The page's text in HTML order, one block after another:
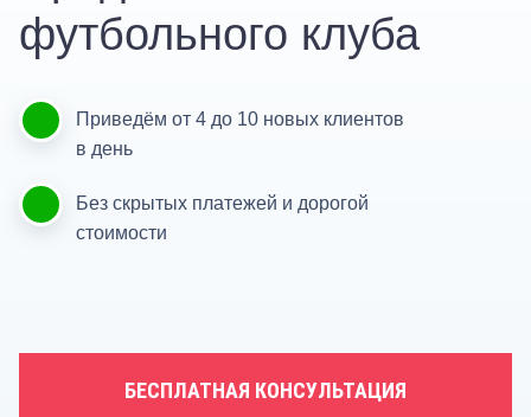
футбольного клуба
Приведём от 4 до 10 новых клиентов
в день
Без скрытых платежей и дорогой
стоимости
БЕСПЛАТНАЯ КОНСУЛЬТАЦИЯ